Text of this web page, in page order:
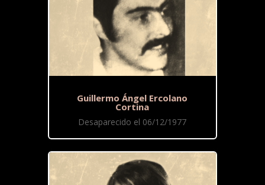
Guillermo Ángel Ercolano
Cortina
Desaparecido el 06/12/1977